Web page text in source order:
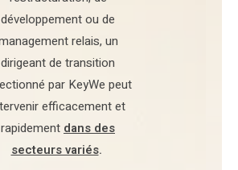
développementou de
relais, un
dirigeant de transition
par KeyWe peut
efficacement et
rapidement dans des
secteurs variés.